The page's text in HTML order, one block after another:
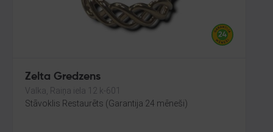
Zelta Gredzens
Valka, Raiņa iela 12 k-601
Stāvoklis Restaurēts (Garantija 24 mēneši)